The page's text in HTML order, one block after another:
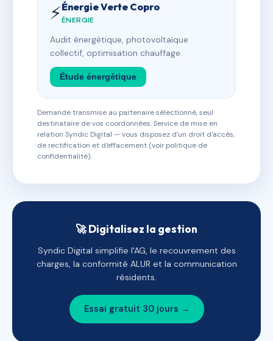
⚡Énergie Verte Copro
ÉNERGIE
Audit énergétique, photovoltaïque
collectif, optimisation chauffage.
Étude énergétique
Demande transmise au partenaire sélectionné, seul
destinataire de vos coordonnées. Service de mise en
relation Syndic Digital — vous disposez d'un droit d'accès,
de rectification et d'effacement (voir politique de
confidentialité).
🚀 Digitalisez la gestion
Syndic Digital simplifie l'AG, le recouvrement des
charges, la conformité ALUR et la communication
résidents.
Essai gratuit 30 jours →